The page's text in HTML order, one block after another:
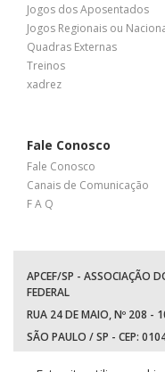
Jogos dos Aposentados
Jogos Regionais ou
Quadras Externas
Treinos
xadrez
Fale Conosco
Fale Conosco
Canais de Comunicação
F A Q
APCEF/SP - ASSOCIAÇÃO
FEDERAL
RUA 24 DE MAIO, Nº 208 -
SÃO PAULO / SP - CEP: